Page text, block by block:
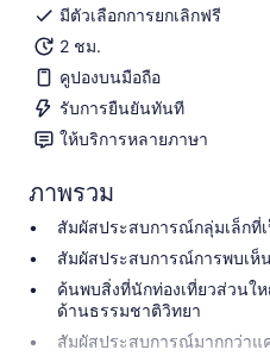
มีตัวเลือกการยกเลิกฟรี
2 ชม.
คูปองบนมือถือ
รับการยืนยันทันที
ให้บริการหลายภาษา
ภาพรวม
สัมผัสประสบการณ์กลุ่มเล็กที่
สัมผัสประสบการณ์การพบเห็
ค้นพบสิ่งที่นักท่องเที่ยวส่วนใ
ด้านธรรมชาติวิทยา
สัมผัสประสบการณ์มากกว่า